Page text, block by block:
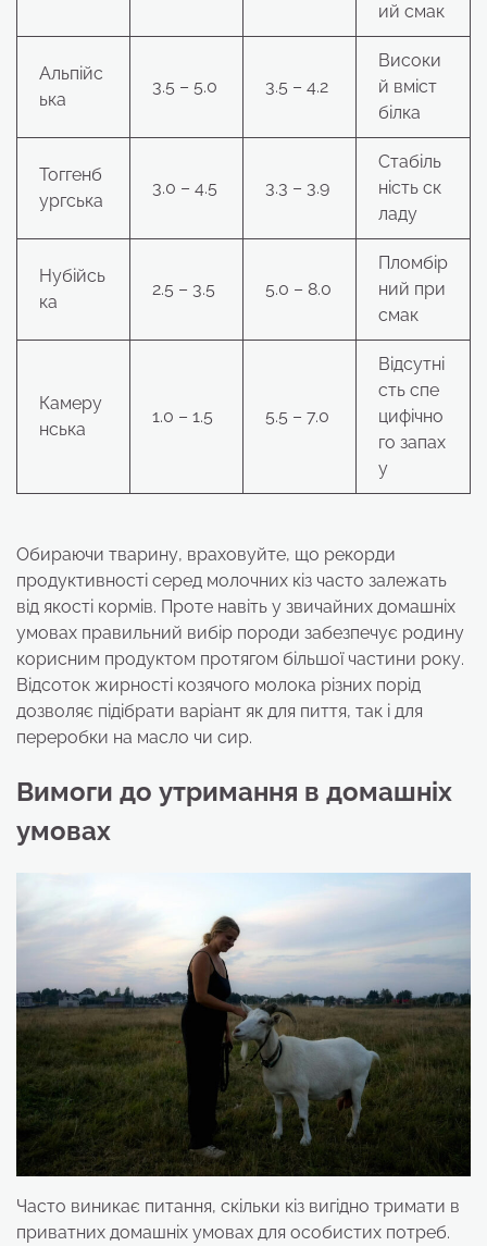
ий смак
Альпійс
ька
3.5 – 5.0 3.5 – 4.2
Високи
й вміст
білка
Тоггенб
ургська
3.0 – 4.5 3.3 – 3.9
Стабіль
ність ск
ладу
Нубійсь
ка
2.5 – 3.5 5.0 – 8.0
Пломбір
ний при
смак
Камеру
нська
1.0 – 1.5 5.5 – 7.0
Відсутні
сть спе
цифічно
го запах
у
Обираючи тварину, враховуйте, що рекорди
продуктивності серед молочних кіз часто залежать
від якості кормів. Проте навіть у звичайних домашніх
умовах правильний вибір породи забезпечує родину
корисним продуктом протягом більшої частини року.
Відсоток жирності козячого молока різних порід
дозволяє підібрати варіант як для пиття, так і для
переробки на масло чи сир.
Вимоги до утримання в домашніх
умовах
Часто виникає питання, скільки кіз вигідно тримати в
приватних домашніх умовах для особистих потреб.